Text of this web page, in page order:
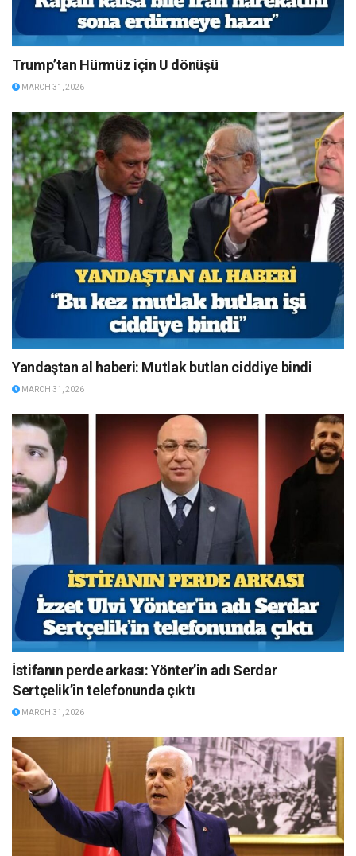
Trump’tan Hürmüz için U dönüşü
MARCH 31, 2026
Yandaştan al haberi: Mutlak butlan ciddiye bindi
MARCH 31, 2026
İstifanın perde arkası: Yönter’in adı Serdar
Sertçelik’in telefonunda çıktı
MARCH 31, 2026